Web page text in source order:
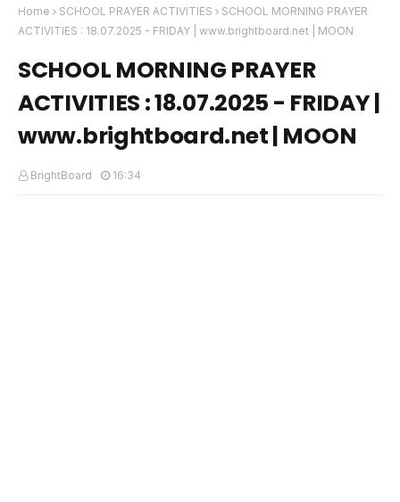
- 22.07.2025 | பள்ளி காலை வழிபாட்டு செயல்பாடுகள் |
www.brightboard.net | MOON
Home SCHOOL PRAYER ACTIVITIES
SCHOOL MORNING PRAYER
ACTIVITIES : 18.07.2025 - FRIDAY | www.brightboard.net | MOON
SCHOOL MORNING PRAYER
ACTIVITIES : 18.07.2025 - FRIDAY |
www.brightboard.net | MOON
BrightBoard 16:34